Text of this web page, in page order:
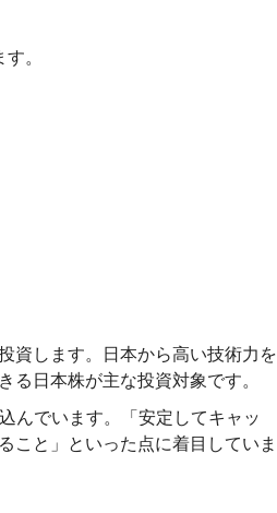
。
資します。日本から高い技術力を
日本株が主な投資対象です。
んでいます。「安定してキャッ
こと」といった点に着目していま